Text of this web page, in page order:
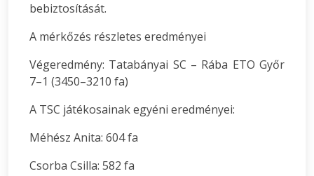
bebiztosítását.
A mérkőzés részletes eredményei
Végeredmény: Tatabányai SC – Rába ETO Győr
7–1 (3450–3210 fa)
A TSC játékosainak egyéni eredményei:
Méhész Anita: 604 fa
Csorba Csilla: 582 fa